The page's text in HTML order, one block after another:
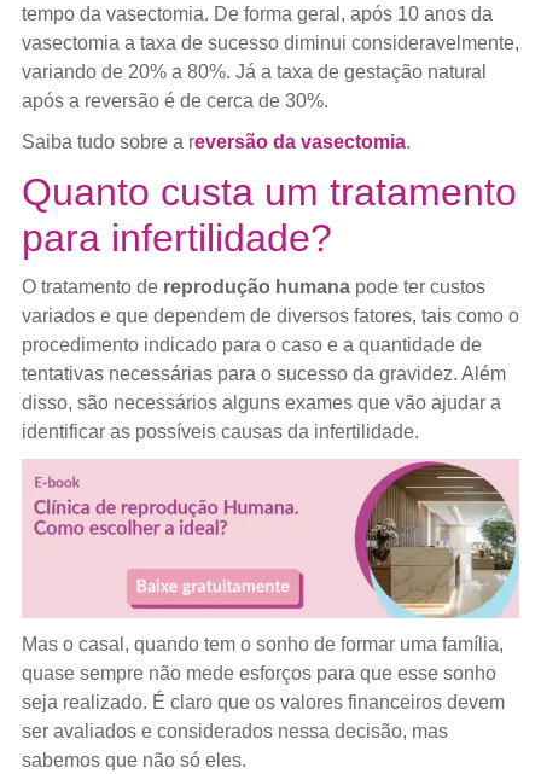
tempo da vasectomia. De forma geral, após 10 anos da
vasectomia a taxa de sucesso diminui consideravelmente,
variando de 20% a 80%. Já a taxa de gestação natural
após a reversão é de cerca de 30%.
Saiba tudo sobre a reversão da vasectomia.
Quanto custa um tratamento
para infertilidade?
O tratamento de reprodução humana pode ter custos
variados e que dependem de diversos fatores, tais como o
procedimento indicado para o caso e a quantidade de
tentativas necessárias para o sucesso da gravidez. Além
disso, são necessários alguns exames que vão ajudar a
identificar as possíveis causas da infertilidade.
Mas o casal, quando tem o sonho de formar uma família,
quase sempre não mede esforços para que esse sonho
seja realizado. É claro que os valores financeiros devem
ser avaliados e considerados nessa decisão, mas
sabemos que não só eles.